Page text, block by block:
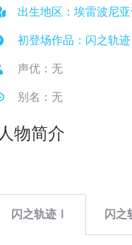
出生地区：埃雷波尼亚
初登场作品：闪之轨
声优：无
别名：无
人物简介
闪之轨迹Ⅰ 闪之